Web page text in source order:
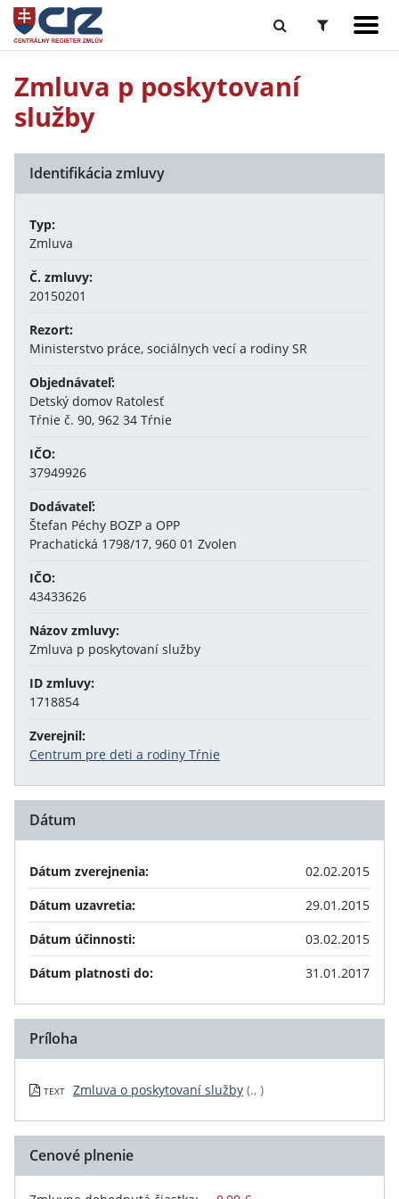
Zmluva p poskytovaní
služby
Identifikácia zmluvy
Typ:
Zmluva
Č. zmluvy:
20150201
Rezort:
Ministerstvo práce, sociálnych vecí a rodiny SR
Objednávateľ:
Detský domov Ratolesť
Tŕnie č. 90, 962 34 Tŕnie
IČO:
37949926
Dodávateľ:
Štefan Péchy BOZP a OPP
Prachatická 1798/17, 960 01 Zvolen
IČO:
43433626
Názov zmluvy:
Zmluva p poskytovaní služby
ID zmluvy:
1718854
Zverejnil:
Centrum pre deti a rodiny Tŕnie
Dátum
Dátum zverejnenia:
02.02.2015
Dátum uzavretia:
29.01.2015
Dátum účinnosti:
03.02.2015
Dátum platnosti do:
31.01.2017
Príloha
TEXT Zmluva o poskytovaní služby (., )
Cenové plnenie